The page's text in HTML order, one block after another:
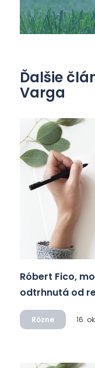
Ďalšie
Varga
Róbert Fico,
odtrhnutá od
Rôzne 16.